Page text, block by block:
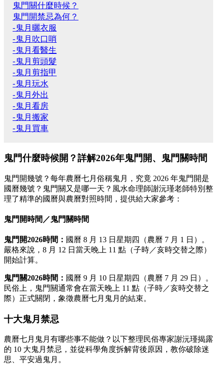
鬼門關什麼時候？
鬼門開禁忌為何？
-鬼月曬衣服
-鬼月吹口哨
-鬼月看醫生
-鬼月剪頭髮
-鬼月剪指甲
-鬼月玩水
-鬼月外出
-鬼月看房
-鬼月搬家
-鬼月買車
鬼門什麼時候開？詳解2026年鬼門開、鬼門關時間
鬼門開幾號？每年農曆七月俗稱鬼月，究竟 2026 年鬼門開是
國曆幾號？鬼門關又是哪一天？風水命理師謝沅瑾老師特別整
理了精準的國曆與農曆對照時間，提供給大家參考：
鬼門開時間／鬼門關時間
鬼門開2026時間： 國曆 8 月 13 日星期四（農曆 7 月 1 日）。
嚴格來說，8 月 12 日當天晚上 11 點（子時／亥時交替之際）
開始計算。
鬼門關2026時間： 國曆 9 月 10 日星期四（農曆 7 月 29 日）。
民俗上，鬼門關通常會在當天晚上 11 點（子時／亥時交替之
際）正式關閉，象徵農曆七月鬼月的結束。
十大鬼月禁忌
農曆七月鬼月有哪些事不能做？以下整理民俗專家謝沅瑾揭露
的 10 大鬼月禁忌，並從科學角度拆解背後原因，教你破除迷
思、平安過鬼月。